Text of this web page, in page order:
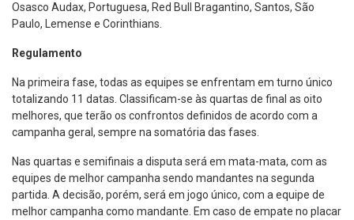
Osasco Audax, Portuguesa, Red Bull Bragantino, Santos, São
Paulo, Lemense e Corinthians.
Regulamento
Na primeira fase, todas as equipes se enfrentam em turno único
totalizando 11 datas. Classificam-se às quartas de final as oito
melhores, que terão os confrontos definidos de acordo com a
campanha geral, sempre na somatória das fases.
Nas quartas e semifinais a disputa será em mata-mata, com as
equipes de melhor campanha sendo mandantes na segunda
partida. A decisão, porém, será em jogo único, com a equipe de
melhor campanha como mandante. Em caso de empate no placar